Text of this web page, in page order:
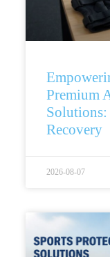
Premium
Recovery
2026-08-07